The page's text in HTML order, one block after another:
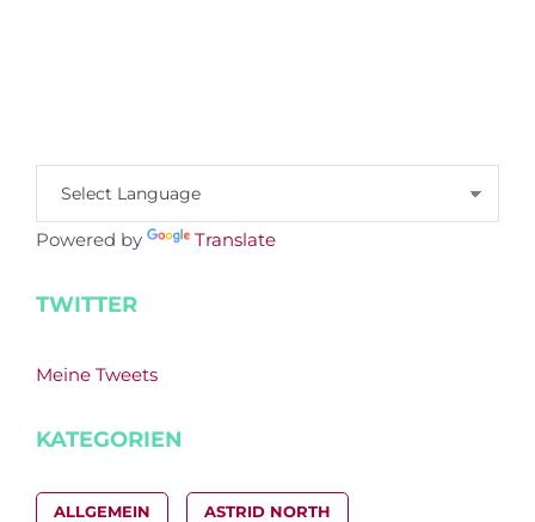
Powered by Translate
TWITTER
Meine Tweets
KATEGORIEN
ALLGEMEIN ASTRID NORTH